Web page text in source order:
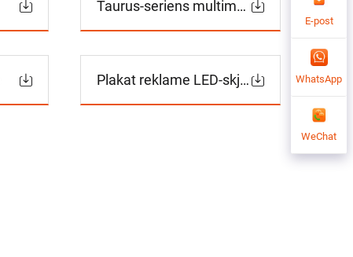
Taurus-seriens multimediaspiller TB40 spesifikasjoner
Plakat reklame LED-skjerm serie
E-post
WhatsApp
WeChat